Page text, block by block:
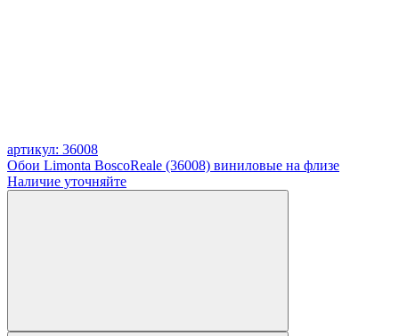
артикул: 36008
Обои Limonta BoscoReale (36008) виниловые на флизе
Наличие уточняйте